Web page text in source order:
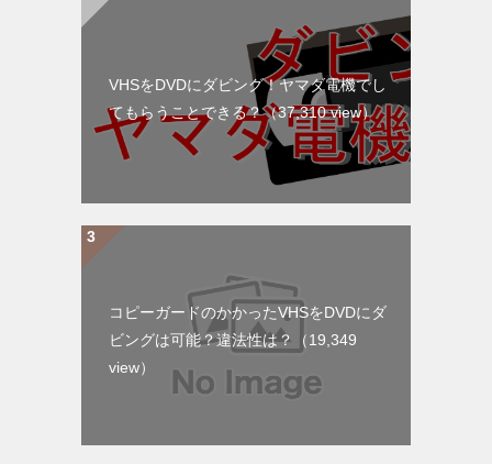
VHSをDVDにダビング！ヤマダ電機でし
てもらうことできる？（37,310 view）
コピーガードのかかったVHSをDVDにダ
ビングは可能？違法性は？
（19,349
view）